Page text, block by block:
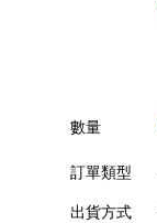
數量
訂單類型
出貨方式